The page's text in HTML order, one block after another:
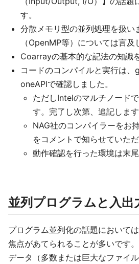
す。
分散メモリ型の並列処理を扱い
（OpenMP等）については言及
Coarrayの基本的な記法の知識
コードのコンパイルと実行は
oneAPIで確認しました。
ただしIntelのマルチノード
す。完了し次第、追記します
NAG社のコンパイラーをお
をコメントで知らせていた
動作確認を行った環境は末
並列プログラムと入出
プログラム並列化の話題において
焦点があてられることが多いです
データ（多数または巨大なファイ